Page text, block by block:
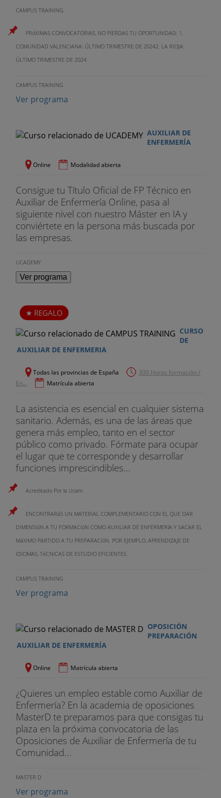
CAMPUS TRAINING.
PRóXIMAS CONVOCATORIAS, NO PIERDAS TU OPORTUNIDAD: 1.
COMUNIDAD VALENCIANA: ÚLTIMO TRIMESTRE DE 20242. LA RIOJA:
ÚLTIMO TRIMESTRE DE 2024
CAMPUS TRAINING
Ver programa
AUXILIAR DE
ENFERMERÍA
Online Modalidad abierta
Consigue tu Título Oficial de FP Técnico en
Auxiliar de Enfermería Online, pasa al
siguiente nivel con nuestro Máster en IA y
conviértete en la persona más buscada por
las empresas.
UCADEMY
Ver programa
REGALO
CURSO
DE
AUXILIAR DE ENFERMERIA
Todas las provincias de España
300 Horas formación /
En...
Matrícula abierta
La asistencia es esencial en cualquier sistema
sanitario. Además, es una de las áreas que
genera más empleo, tanto en el sector
público como privado. Fórmate para ocupar
el lugar que te corresponde y desarrollar
funciones imprescindibles...
Acreditado Por la Ucam
ENCONTRARáS UN MATERIAL COMPLEMENTARIO CON EL QUE DAR
DIMENSIóN A TU FORMACIóN COMO AUXILIAR DE ENFERMERíA Y SACAR EL
MáXIMO PARTIDO A TU PREPARACIóN. POR EJEMPLO, APRENDIZAJE DE
IDIOMAS, TéCNICAS DE ESTUDIO EFICIENTES.
CAMPUS TRAINING
Ver programa
OPOSICIÓN
PREPARACIÓN
AUXILIAR DE ENFERMERÍA
Online Matrícula abierta
¿Quieres un empleo estable como Auxiliar de
Enfermería? En la academia de oposiciones
MasterD te preparamos para que consigas tu
plaza en la próxima convocatoria de las
Oposiciones de Auxiliar de Enfermería de tu
Comunidad...
MASTER D
Ver programa